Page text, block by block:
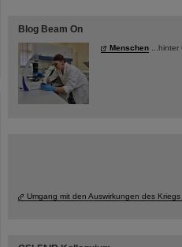
Blog Beam On
Menschen ...hinter
Umgang mit den Auswirkungen des